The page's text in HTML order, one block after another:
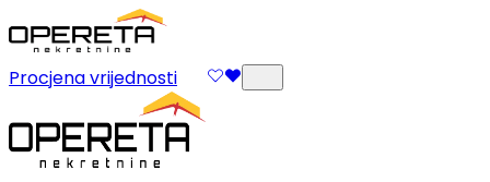
Procjena vrijednosti